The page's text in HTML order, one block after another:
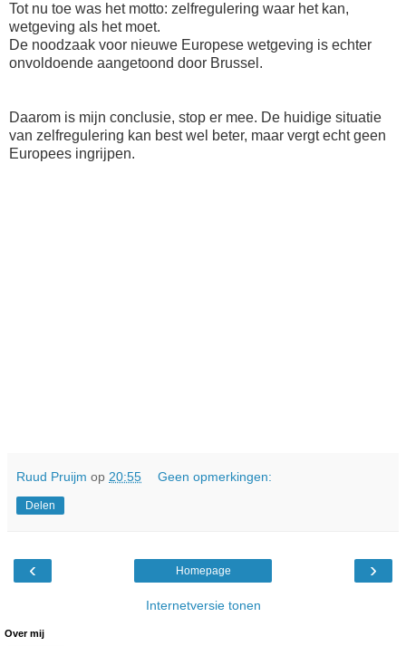
Tot nu toe was het motto: zelfregulering waar het kan,
wetgeving als het moet.
De noodzaak voor nieuwe Europese wetgeving is echter
onvoldoende aangetoond door Brussel.
Daarom is mijn conclusie, stop er mee. De huidige situatie
van zelfregulering kan best wel beter, maar vergt echt geen
Europees ingrijpen.
Ruud Pruijm op 20:55 Geen opmerkingen:
Delen
‹ ›
Homepage
Internetversie tonen
Over mij